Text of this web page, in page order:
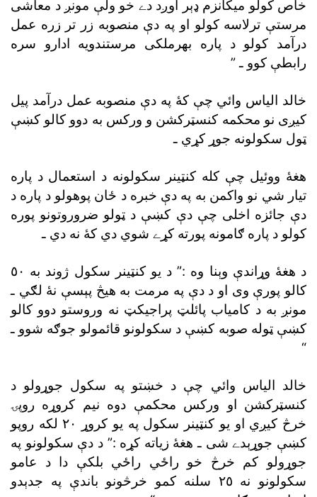
خاص کولو ميکانزم ډېر اوږد دے خو ولې مونږ د معاشى
مرستې ترلاسه کولو او په دې منصوبه زر تر زره عمل
درآمد کولو د پاره بهرملکى مرستندويه ادارو سره
رابطې کوو ـ ”
خالد الياس وائي چې کۀ په دې منصوبه عمل درآمد پيل
کيږى نو محکمه کنسټرکشن و ورکس به دوو کالو کښې
ټول سکولونه جوړ کړي ـ
هغۀ ووئيل چې کله کنټينر سکولونه د استعمال د پاره
تيار شي نو واکمن به په دې خبره د ځان پوهولو د پاره د
دې جائزه اخلى چې دې کښې د ټولو ضروروتونو پوره
کولو د پاره ګامونه پورته کړے شوي دي کۀ نه دي ـ
د هغۀ وړاندې وېنا وه :” د يو کنټينر سکول ژوند به ٥٠
کالو پورې وى او د دې په مرمت به هيڅ پېسې نۀ لګي ـ
مونږ به د کامياب پائلټ پراجيکټ نه وروستو دوو کالو
کښې ټوله صوبه کښې د سکولونو قائمولو جوګه شوو ـ
“
خالد الياس وائي چې د خښتو په سکول جوړولو د
کنسټرکشن او ورکس محکمې دوه نيم کروړه روپۍ
خرڅ کيږي او يو کنټينر سکول په يو کروړ ٢٠ لکه روپو
کښې جوړېدے شى ـ هغۀ زياته کړه :” د دې سکولونو په
جوړولو کم خرڅ خو راځي راځي بلکې دا د عامو
سکولونو نه ٢٥ سلنه کمو خرڅونو باندې په جدېدو